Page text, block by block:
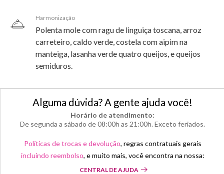
Harmonização
Polenta mole com ragu de linguiça toscana, arroz
carreteiro, caldo verde, costela com aipim na
manteiga, lasanha verde quatro queijos, e queijos
semiduros.
Alguma dúvida? A gente ajuda você!
Horário de atendimento:
De segunda a sábado de 08:00h as 21:00h. Exceto feriados.
Políticas de trocas e devolução, regras contratuais gerais
incluindo reembolso, e muito mais, você encontra na nossa:
CENTRAL DE AJUDA